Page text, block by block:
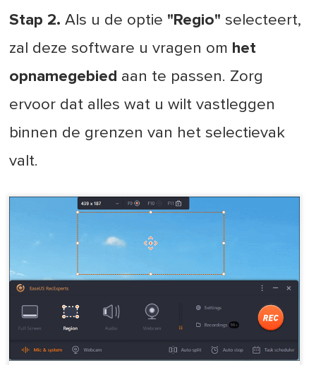
Stap 2. Als u de optie "Regio" selecteert,
zal deze software u vragen om het
opnamegebied aan te passen. Zorg
ervoor dat alles wat u wilt vastleggen
binnen de grenzen van het selectievak
valt.